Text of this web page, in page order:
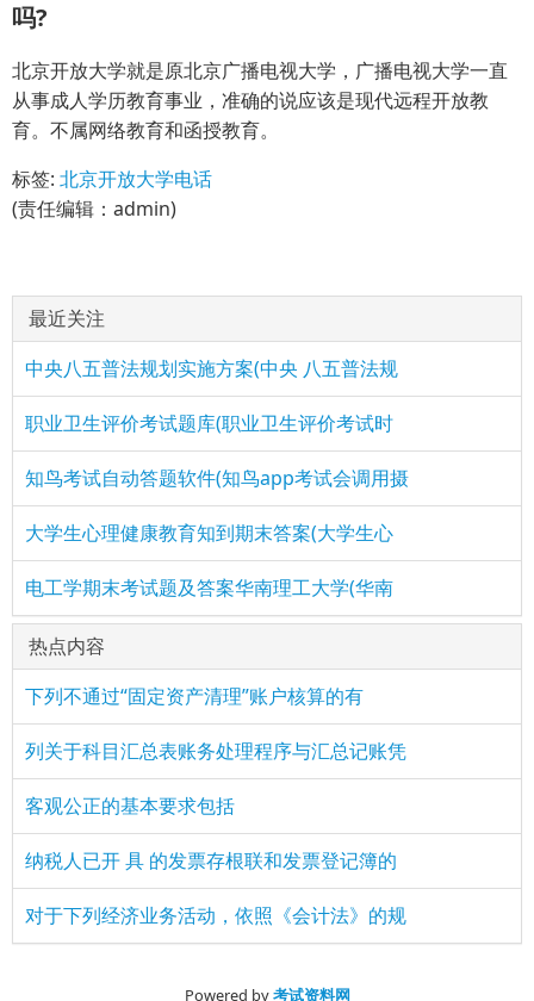
吗?
北京开放大学就是原北京广播电视大学，广播电视大学一直
从事成人学历教育事业，准确的说应该是现代远程开放教
育。不属网络教育和函授教育。
标签: 北京开放大学电话
(责任编辑：admin)
最近关注
中央八五普法规划实施方案(中央 八五普法规
职业卫生评价考试题库(职业卫生评价考试时
知鸟考试自动答题软件(知鸟app考试会调用摄
大学生心理健康教育知到期末答案(大学生心
电工学期末考试题及答案华南理工大学(华南
热点内容
下列不通过“固定资产清理”账户核算的有
列关于科目汇总表账务处理程序与汇总记账凭
客观公正的基本要求包括
纳税人已开 具 的发票存根联和发票登记簿的
对于下列经济业务活动，依照《会计法》的规
Powered by考试资料网